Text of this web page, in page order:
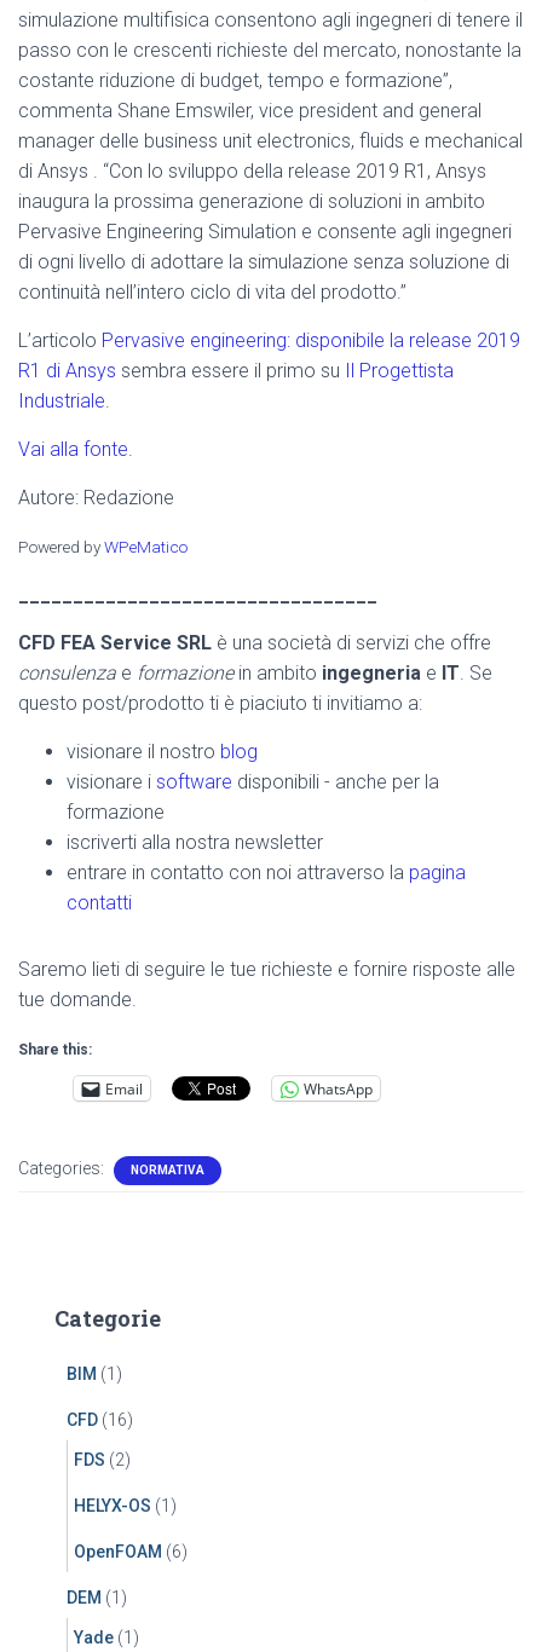
simulazione multifisica consentono agli ingegneri di tenere il
passo con le crescenti richieste del mercato, nonostante la
costante riduzione di budget, tempo e formazione”,
commenta Shane Emswiler, vice president and general
manager delle business unit electronics, fluids e mechanical
di Ansys . “Con lo sviluppo della release 2019 R1, Ansys
inaugura la prossima generazione di soluzioni in ambito
Pervasive Engineering Simulation e consente agli ingegneri
di ogni livello di adottare la simulazione senza soluzione di
continuità nell’intero ciclo di vita del prodotto.”
L’articolo Pervasive engineering: disponibile la release 2019
R1 di Ansys sembra essere il primo su Il Progettista
Industriale.
Vai alla fonte.
Autore: Redazione
Powered byWPeMatico
CFD FEA Service SRL è una società di servizi che offre
consulenza e formazionein ambito ingegneria e IT. Se
questo post/prodotto ti è piaciuto ti invitiamo a:
visionare il nostro blog
visionare i software disponibili - anche per la
formazione
iscriverti alla nostra newsletter
entrare in contatto con noi attraverso la pagina
contatti
Saremo lieti di seguire le tue richieste e fornire risposte alle
tue domande.
Share this:
Email WhatsApp
Categories: NORMATIVA
Categorie
BIM (1)
CFD (16)
FDS (2)
HELYX-OS (1)
OpenFOAM (6)
DEM (1)
Yade (1)